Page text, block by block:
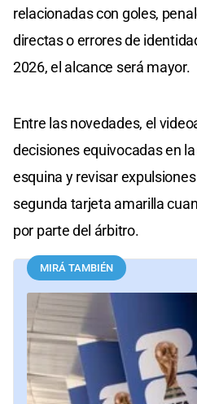
relacionadas con goles,
directas o errores de
2026, el alcance será mayor.
Entre las novedades, el
decisiones equivocadas en
esquina y revisar
segunda tarjeta amarilla
por parte del árbitro.
MIRÁ TAMBIÉN